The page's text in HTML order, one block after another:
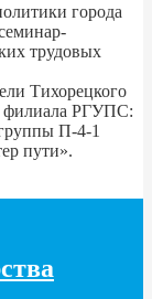
города
трудовых
Тихорецкого
филиала РГУПС:
П-4-1
пути».